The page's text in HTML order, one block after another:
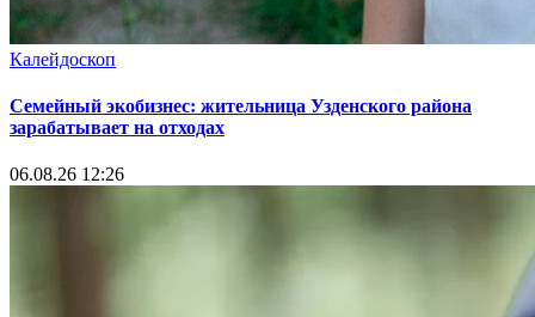
Калейдоскоп
Семейный экобизнес: жительница Узденского района
зарабатывает на отходах
06.08.26 12:26